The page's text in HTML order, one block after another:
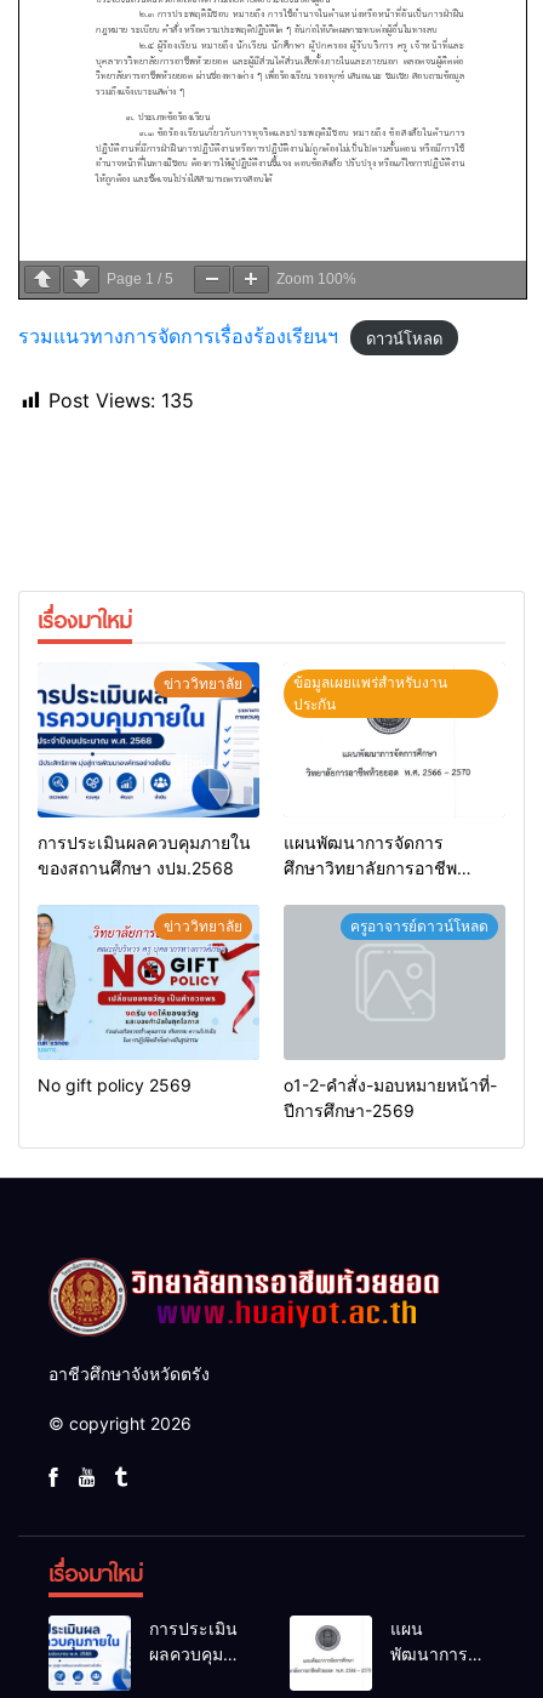
Page 1 / 5 Zoom 100%
รวมแนวทางการจัดการเรื่องร้องเรียนฯ ดาวน์โหลด
Post Views: 135
เรื่องมาใหม่
ข่าววิทยาลัย
การประเมินผลควบคุมภายใน
ของสถานศึกษา งปม.2568
ข้อมูลเผยแพร่สำหรับงาน
ประกัน
แผนพัฒนาการจัดการ
ศึกษาวิทยาลัยการอาชีพ
ข่าววิทยาลัย
No gift policy 2569
ครูอาจารย์ดาวน์โหลด
o1-2-คำสั่ง-มอบหมายหน้าที่-
ปีการศึกษา-2569
อาชีวศึกษาจังหวัดตรัง
© copyright 2026
เรื่องมาใหม่
การประเมิน
ผลควบคุม
แผน
พัฒนาการ